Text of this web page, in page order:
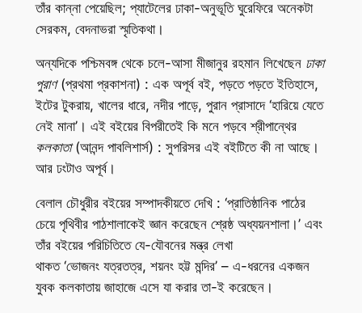
তাঁর কান্না পেয়েছিল; প্যাটেলের ঢাকা-অনুভূতি ঘুরেফিরে অনেকটা
সেরকম, বেদনাভরা স্মৃতিকথা।
অন্যদিকে পশ্চিমবঙ্গ থেকে চলে-আসা মীজানুর রহমান লিখেছেন ঢাকা
পুরাণ(প্রথমা প্রকাশনা) : এক অপূর্ব বই, পড়তে পড়তে ইতিহাসে,
ইটের টুকরায়, খালের ধারে, নদীর পাড়ে, পুরান প্রাসাদে ‘হারিয়ে যেতে
নেই মানা’। এই বইয়ের বিপরীতেই কি মনে পড়বে শ্রীপান্থের
কলকাতা(আনন্দ পাবলিশার্স) : সুপরিসর এই বইটিতে কী না আছে।
আর ঢংটাও অপূর্ব।
বেলাল চৌধুরীর বইয়ের সম্পাদকীয়তে দেখি : ‘প্রাতিষ্ঠানিক পাঠের
চেয়ে পৃথিবীর পাঠশালাকেই জ্ঞান করেছেন শ্রেষ্ঠ অধ্যয়নশালা।’ এবং
তাঁর বইয়ের পরিচিতিতে যে-যৌবনের মন্ত্র লেখা
থাকত ‘ভোজনং যত্রতত্র, শয়নং হট্ট মন্দির’ – এ-ধরনের একজন
যুবক কলকাতায় জাহাজে এসে যা করার তা-ই করেছেন।